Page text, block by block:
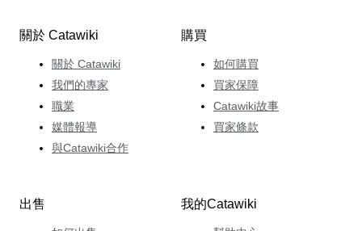
關於 Catawiki
關於 Catawiki
我們的專家
職業
媒體報導
與Catawiki合作
購買
如何購買
買家保障
Catawiki故事
買家條款
出售 我的Catawiki